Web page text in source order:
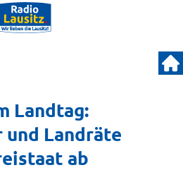
Landtag:
Landräte
ab